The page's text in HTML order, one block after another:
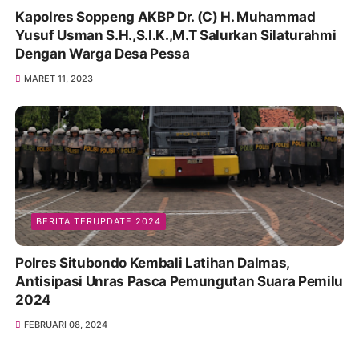
Kapolres Soppeng AKBP Dr. (C) H. Muhammad
Yusuf Usman S.H.,S.I.K.,M.T Salurkan Silaturahmi
Dengan Warga Desa Pessa
MARET 11, 2023
BERITA TERUPDATE 2024
Polres Situbondo Kembali Latihan Dalmas,
Antisipasi Unras Pasca Pemungutan Suara Pemilu
2024
FEBRUARI 08, 2024